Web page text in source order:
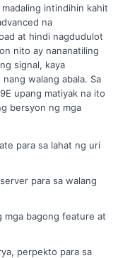
intindihin kahit
na
at hindi nagdudulot
nito ay nananatiling
signal, kaya
walang abala. Sa
upang matiyak na ito
bersyon ng mga
para sa lahat ng uri
para sa walang
mga bagong feature at
perpekto para sa